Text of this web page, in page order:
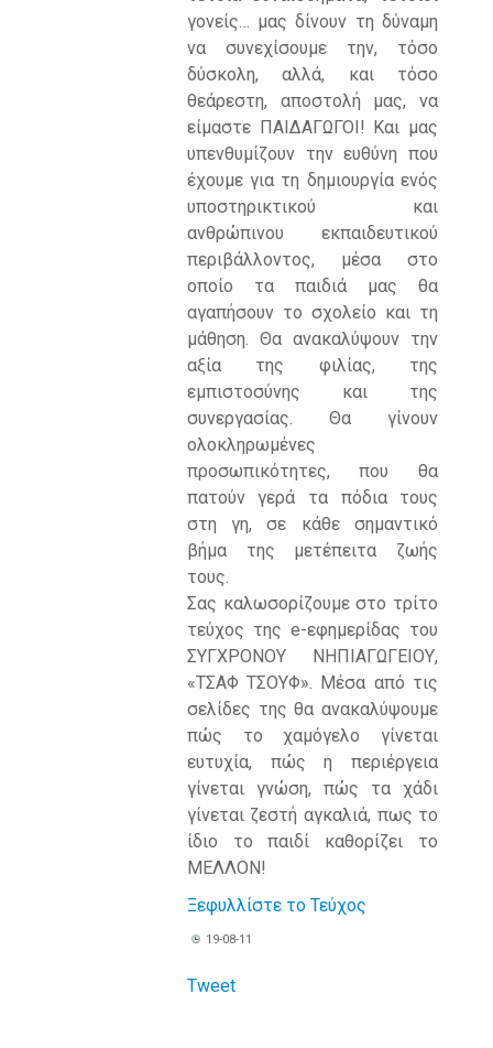
γονείς… μας δίνουν τη δύναμη
να συνεχίσουμε την, τόσο
δύσκολη, αλλά, και τόσο
θεάρεστη, αποστολή μας, να
είμαστε ΠΑΙΔΑΓΩΓΟΙ! Και μας
υπενθυμίζουν την ευθύνη που
έχουμε για τη δημιουργία ενός
υποστηρικτικού και
ανθρώπινου εκπαιδευτικού
περιβάλλοντος, μέσα στο
οποίο τα παιδιά μας θα
αγαπήσουν το σχολείο και τη
μάθηση. Θα ανακαλύψουν την
αξία της φιλίας, της
εμπιστοσύνης και της
συνεργασίας. Θα γίνουν
ολοκληρωμένες
προσωπικότητες, που θα
πατούν γερά τα πόδια τους
στη γη, σε κάθε σημαντικό
βήμα της μετέπειτα ζωής
τους.
Σας καλωσορίζουμε στο τρίτο
τεύχος της e-εφημερίδας του
ΣΥΓΧΡΟΝΟΥ ΝΗΠΙΑΓΩΓΕΙΟΥ,
«ΤΣΑΦ ΤΣΟΥΦ». Μέσα από τις
σελίδες της θα ανακαλύψουμε
πώς το χαμόγελο γίνεται
ευτυχία, πώς η περιέργεια
γίνεται γνώση, πώς τα χάδι
γίνεται ζεστή αγκαλιά, πως το
ίδιο το παιδί καθορίζει το
ΜΕΛΛΟΝ!
Ξεφυλλίστε το Τεύχος
19-08-11
Tweet